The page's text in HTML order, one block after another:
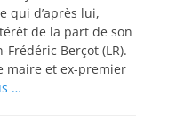
qui d’après lui,
de la part de son
Berçot (LR).
maire et ex-premier
…